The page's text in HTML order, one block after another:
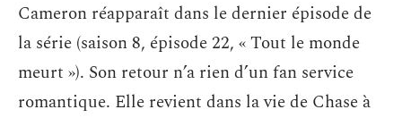
Cameron réapparaît dans le dernier épisode de
la série (saison 8, épisode 22, « Tout le monde
meurt »). Son retour n’a rien d’un fan service
romantique. Elle revient dans la vie de Chase à